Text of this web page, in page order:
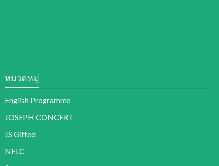
หมวดหมู่
English Programme
JOSEPH CONCERT
JS Gifted
NELC